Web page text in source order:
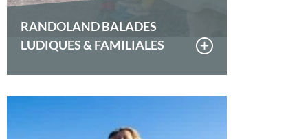
RANDOLAND BALADES
LUDIQUES & FAMILIALES